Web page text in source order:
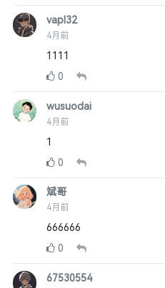
vapl32
4月前
1111
0
wusuodai
4月前
1
0
斌哥
4月前
666666
0
67530554